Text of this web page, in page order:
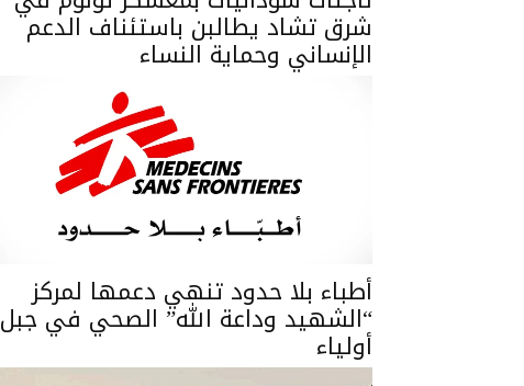
شرق تشاد يطالبن باستئناف الدعم
الإنساني وحماية النساء
أطباء بلا حدود تنهي دعمها لمركز
“الشهيد وداعة الله” الصحي في جبل
أولياء